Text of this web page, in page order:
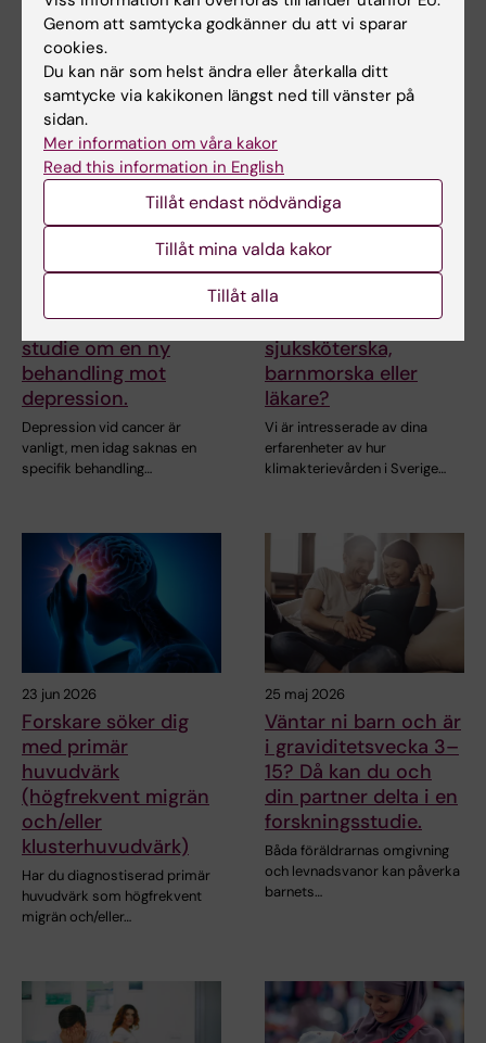
vad ni…
vad ni…
Har du cancer och
nedstämd? Delta i en
studie om en ny
behandling mot
depression.
Depression vid cancer är
vanligt, men idag saknas en
specifik behandling…
25 jun 2026
Möter du personer i
klimakteriet i ditt
arbete som
sjuksköterska,
barnmorska eller
läkare?
Vi är intresserade av dina
erfarenheter av hur
klimakterievården i Sverige…
23 jun 2026
Forskare söker dig
med primär
huvudvärk
(högfrekvent migrän
och/eller
klusterhuvudvärk)
Har du diagnostiserad primär
huvudvärk som högfrekvent
migrän och/eller…
25 maj 2026
Väntar ni barn och är
i graviditetsvecka 3–
15? Då kan du och
din partner delta i en
forskningsstudie.
Båda föräldrarnas omgivning
och levnadsvanor kan påverka
barnets…
Genom att samtycka godkänner du att vi sparar
cookies.
Du kan när som helst ändra eller återkalla ditt
samtycke via kakikonen längst ned till vänster på
sidan.
Mer information om våra kakor
Read this information in English
Tillåt endast nödvändiga
Tillåt mina valda kakor
Tillåt alla